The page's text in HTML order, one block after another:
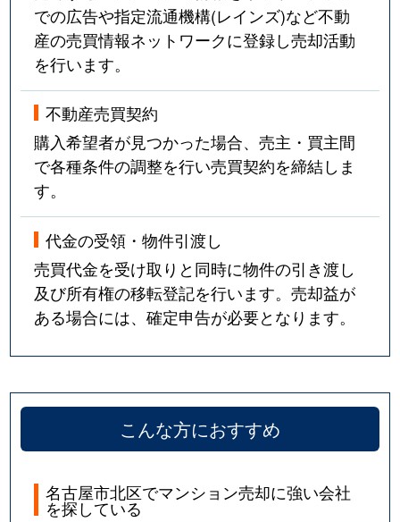
での広告や指定流通機構(レインズ)など不動
産の売買情報ネットワークに登録し売却活動
を行います。
不動産売買契約
購入希望者が見つかった場合、売主・買主間
で各種条件の調整を行い売買契約を締結しま
す。
代金の受領・物件引渡し
売買代金を受け取りと同時に物件の引き渡し
及び所有権の移転登記を行います。売却益が
ある場合には、確定申告が必要となります。
こんな方におすすめ
名古屋市北区でマンション売却に強い会社
を探している